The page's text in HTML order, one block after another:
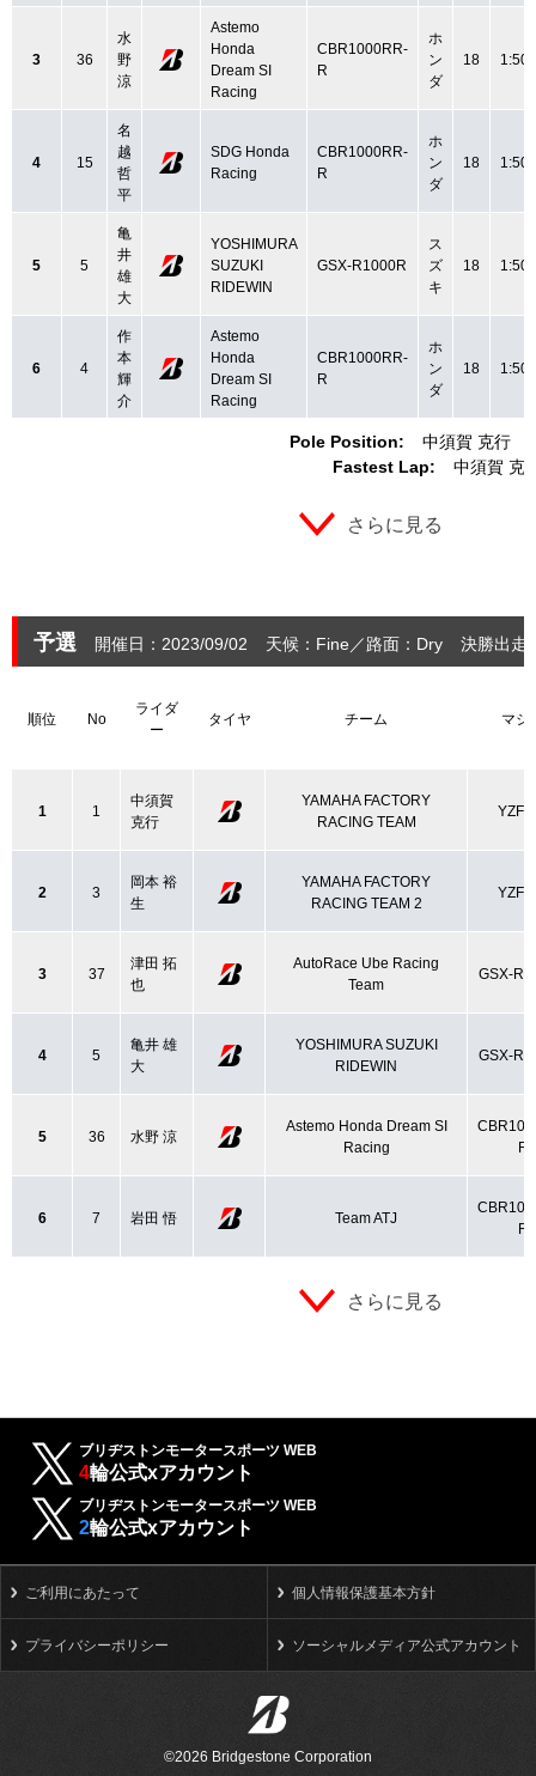
Pole Position: 中須賀 克行
Fastest Lap:
中須賀 克
3 36
水
野
涼
Astemo
Honda
Dream SI
Racing
CBR1000RR-
R
ホ
ン
ダ
18
4 15
名
越
哲
平
SDG Honda
Racing
CBR1000RR-
R
ホ
ン
ダ
18
5 5
亀
井
雄
大
YOSHIMURA
SUZUKI
RIDEWIN
GSX-R1000R
ス
ズ
キ
18
6 4
作
本
輝
介
Astemo
Honda
Dream SI
Racing
CBR1000RR-
R
ホ
ン
ダ
18
さらに見る
予選 開催日：2023/09/02 天候：Fine 路面：Dry 決勝出走
順位 No
ライダ
ー
タイヤ チーム マシ
1 1
中須賀
克行
YAMAHA FACTORY
RACING TEAM
YZF-
2 3
岡本 裕
生
YAMAHA FACTORY
RACING TEAM 2
YZF-
3 37
津田 拓
也
AutoRace Ube Racing
Team
GSX-
4 5
亀井 雄
大
YOSHIMURA SUZUKI
RIDEWIN
GSX-
5 36 水野 涼
Astemo Honda Dream SI
Racing
R
6 7 岩田 悟 Team ATJ
R
さらに見る
ブリヂストンモータースポーツ WEB
4輪公式xアカウント
ブリヂストンモータースポーツ WEB
2輪公式xアカウント
ご利用にあたって 個人情報保護基本方針
プライバシーポリシー ソーシャルメディア公式アカウント
©2026 Bridgestone Corporation